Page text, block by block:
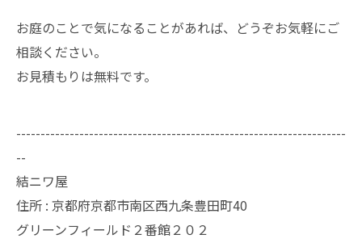
お庭のことで気になることがあれば、どうぞお気軽にご
相談ください。
お見積もりは無料です。
--------------------------------------------------------------------
--
結ニワ屋
住所 : 京都府京都市南区西九条豊田町40
グリーンフィールド２番館２０２